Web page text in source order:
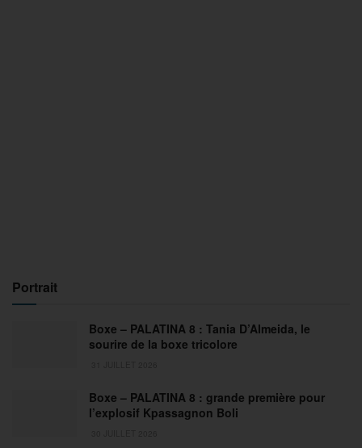
Portrait
Boxe – PALATINA 8 : Tania D’Almeida, le
sourire de la boxe tricolore
Boxe – PALATINA 8 : grande première pour
l’explosif Kpassagnon Boli